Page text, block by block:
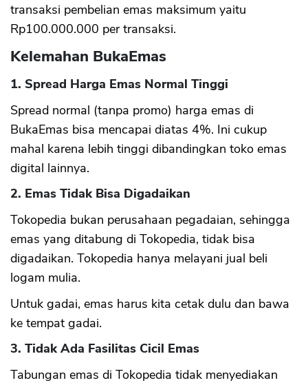
transaksi pembelian emas maksimum yaitu
Rp100.000.000 per transaksi.
Kelemahan BukaEmas
1. Spread Harga Emas Normal Tinggi
Spread normal (tanpa promo) harga emas di
BukaEmas bisa mencapai diatas 4%. Ini cukup
mahal karena lebih tinggi dibandingkan toko emas
digital lainnya.
2. Emas Tidak Bisa Digadaikan
Tokopedia bukan perusahaan pegadaian, sehingga
emas yang ditabung di Tokopedia, tidak bisa
digadaikan. Tokopedia hanya melayani jual beli
logam mulia.
Untuk gadai, emas harus kita cetak dulu dan bawa
ke tempat gadai.
3. Tidak Ada Fasilitas Cicil Emas
Tabungan emas di Tokopedia tidak menyediakan